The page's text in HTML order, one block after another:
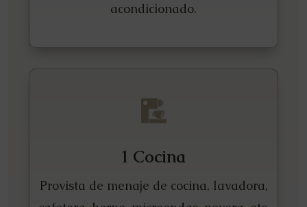
acondicionado.
1 Cocina
Provista de menaje de cocina, lavadora,